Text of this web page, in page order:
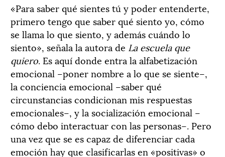
«Para saber qué sientes tú y poder entenderte,
primero tengo que saber qué siento yo, cómo
se llama lo que siento, y además cuándo lo
siento», señala la autora de La escuela que
quiero. Es aquí donde entra la alfabetización
emocional –poner nombre a lo que se siente–,
la conciencia emocional –saber qué
circunstancias condicionan mis respuestas
emocionales–, y la socialización emocional –
cómo debo interactuar con las personas–. Pero
una vez que se es capaz de diferenciar cada
emoción hay que clasificarlas en «positivas» o